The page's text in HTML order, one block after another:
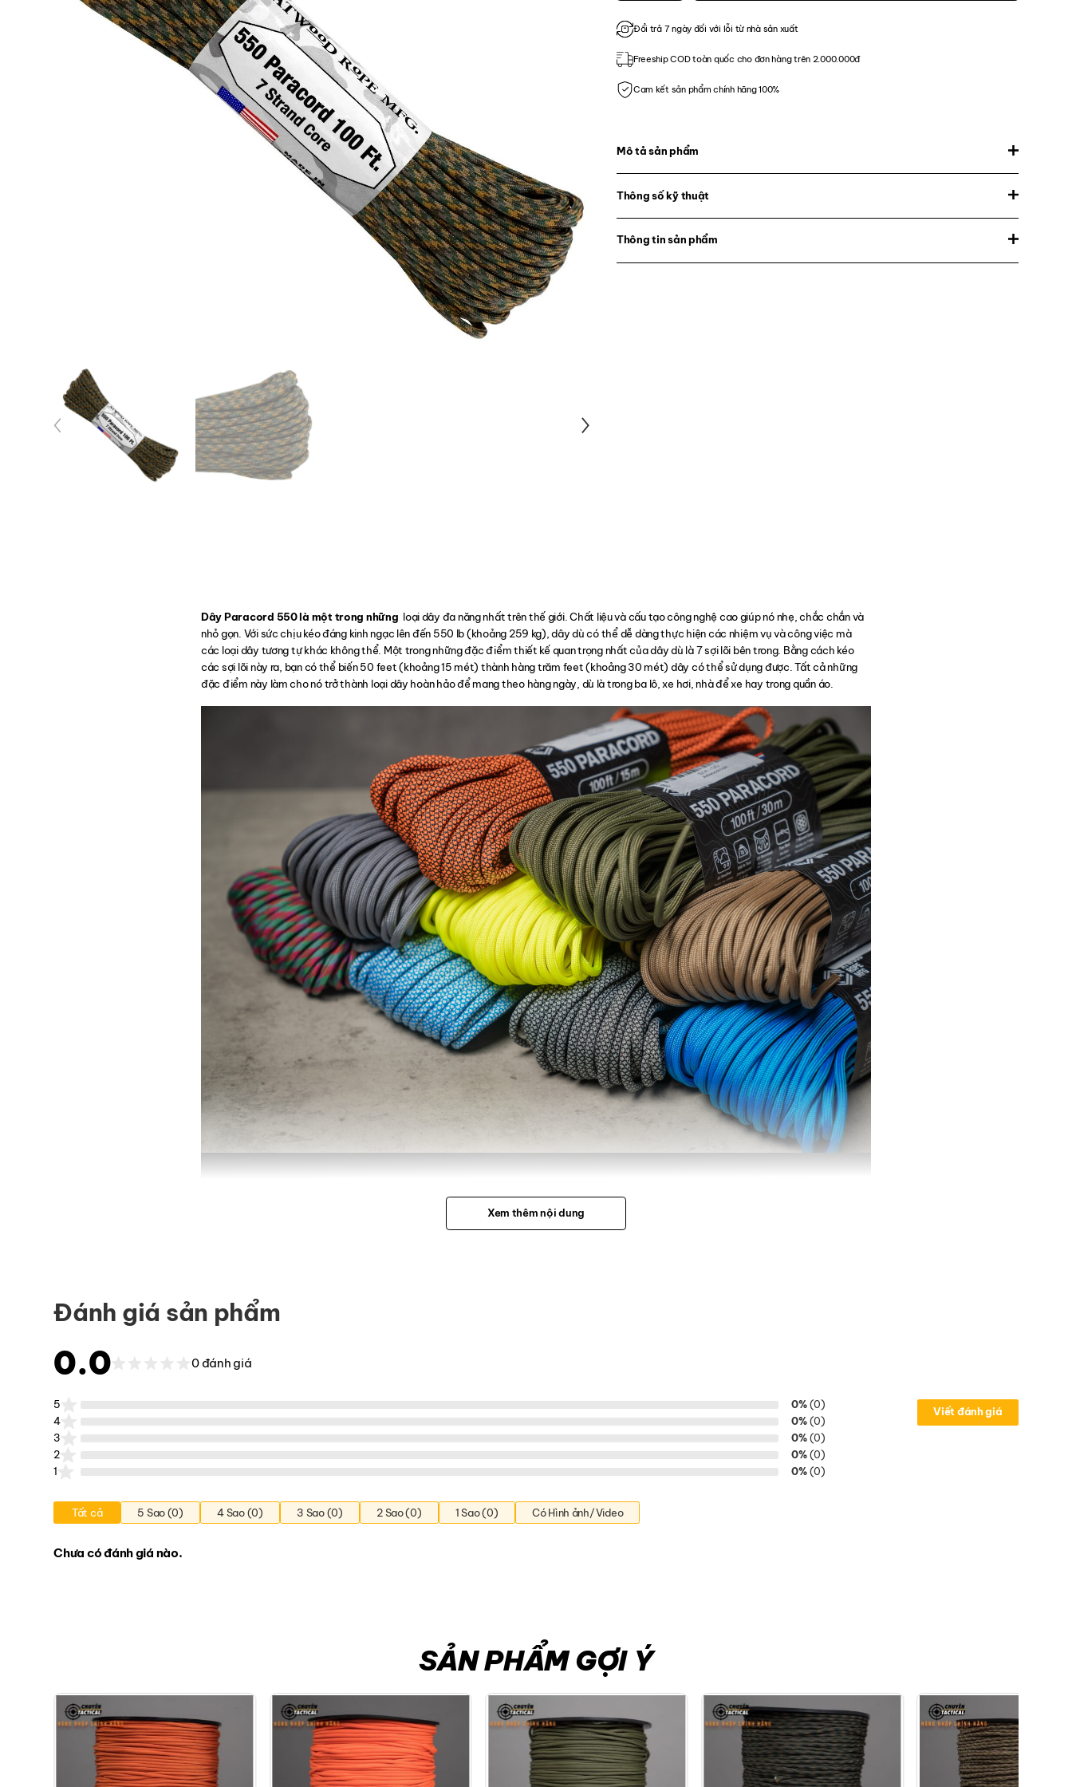
Đổi trả 7 ngày đối với lỗi từ nhà sản xuất
Freeship COD toàn quốc cho đơn hàng trên 2.000.000đ
Cam kết sản phẩm chính hãng 100%
Mô tả sản phẩm
Thông số kỹ thuật
Thông tin sản phẩm
Dây Paracord 550 là một trong những loại dây đa năng nhất trên thế giới. Chất liệu và cấu tạo công nghệ cao giúp nó nhẹ, chắc chắn và
nhỏ gọn. Với sức chịu kéo đáng kinh ngạc lên đến 550 lb (khoảng 259 kg), dây dù có thể dễ dàng thực hiện các nhiệm vụ và công việc mà
các loại dây tương tự khác không thể. Một trong những đặc điểm thiết kế quan trọng nhất của dây dù là 7 sợi lõi bên trong. Bằng cách kéo
các sợi lõi này ra, bạn có thể biến 50 feet (khoảng 15 mét) thành hàng trăm feet (khoảng 30 mét) dây có thể sử dụng được. Tất cả những
đặc điểm này làm cho nó trở thành loại dây hoàn hảo để mang theo hàng ngày, dù là trong ba lô, xe hơi, nhà để xe hay trong quần áo.
Xem thêm nội dung
Đánh giá sản phẩm
0.0 0 đánh giá
5 0%(0)
4
0%(0)
3
0%(0)
2
0%(0)
1
0%(0)
Viết đánh giá
Tất cả 5 Sao (0) 4 Sao (0) 3 Sao (0) 2 Sao (0) 1 Sao (0) Có Hình ảnh/Video
Chưa có đánh giá nào.
SẢN PHẨM GỢI Ý